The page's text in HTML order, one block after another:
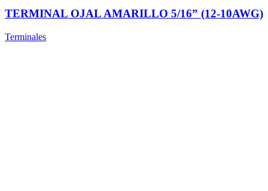
TERMINAL OJAL AMARILLO 5/16” (12-10AWG)
Terminales